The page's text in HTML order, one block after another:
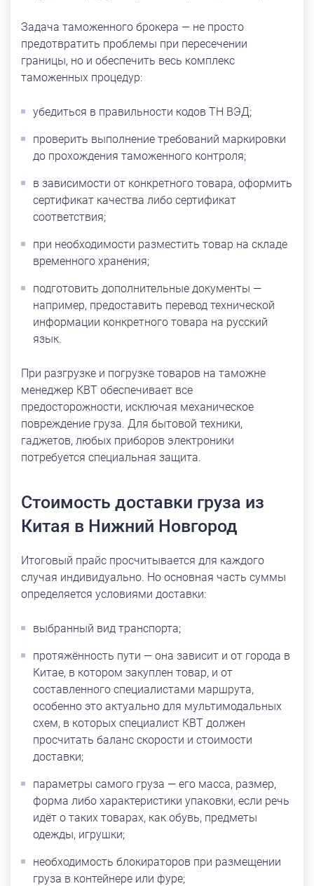
Задача таможенного брокера — не просто
предотвратить проблемы при пересечении
границы, но и обеспечить весь комплекс
таможенных процедур:
убедиться в правильности кодов ТН ВЭД;
проверить выполнение требований маркировки
до прохождения таможенного контроля;
в зависимости от конкретного товара, оформить
сертификат качества либо сертификат
соответствия;
при необходимости разместить товар на складе
временного хранения;
подготовить дополнительные документы —
например, предоставить перевод технической
информации конкретного товара на русский
язык.
При разгрузке и погрузке товаров на таможне
менеджер КВТ обеспечивает все
предосторожности, исключая механическое
повреждение груза. Для бытовой техники,
гаджетов, любых приборов электроники
потребуется специальная защита.
Стоимость доставки груза из
Китая в Нижний Новгород
Итоговый прайс просчитывается для каждого
случая индивидуально. Но основная часть суммы
определяется условиями доставки:
выбранный вид транспорта;
протяжённость пути — она зависит и от города в
Китае, в котором закуплен товар, и от
составленного специалистами маршрута,
особенно это актуально для мультимодальных
схем, в которых специалист КВТ должен
просчитать баланс скорости и стоимости
доставки;
параметры самого груза — его масса, размер,
форма либо характеристики упаковки, если речь
идёт о таких товарах, как обувь, предметы
одежды, игрушки;
необходимость блокираторов при размещении
груза в контейнере или фуре;